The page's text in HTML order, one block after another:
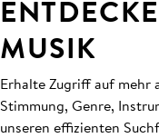
MUSIK
Erhalte Zugriff auf mehr
Stimmung, Genre,
unseren effizienten